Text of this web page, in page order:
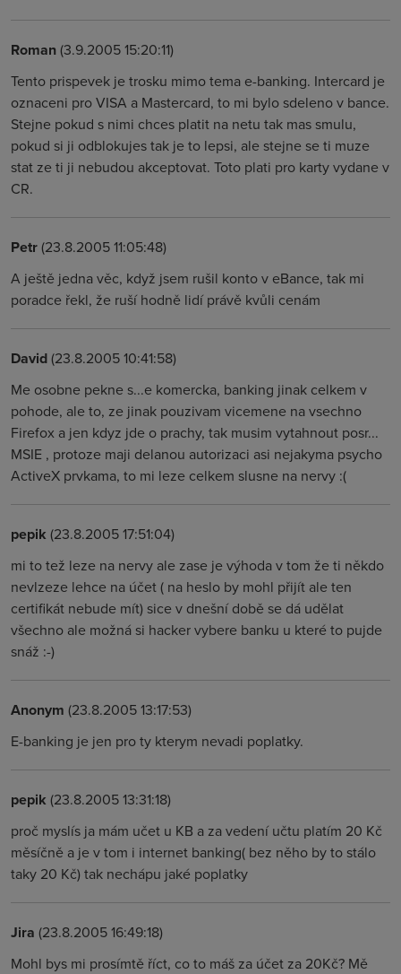
Roman(3.9.2005 15:20:11)
Tento prispevek je trosku mimo tema e-banking. Intercard je
oznaceni pro VISA a Mastercard, to mi bylo sdeleno v bance.
Stejne pokud s nimi chces platit na netu tak mas smulu,
pokud si ji odblokujes tak je to lepsi, ale stejne se ti muze
stat ze ti ji nebudou akceptovat. Toto plati pro karty vydane v
CR.
Petr(23.8.2005 11:05:48)
A ještě jedna věc, když jsem rušil konto v eBance, tak mi
poradce řekl, že ruší hodně lidí právě kvůli cenám
David(23.8.2005 10:41:58)
Me osobne pekne s...e komercka, banking jinak celkem v
pohode, ale to, ze jinak pouzivam vicemene na vsechno
Firefox a jen kdyz jde o prachy, tak musim vytahnout posr...
MSIE , protoze maji delanou autorizaci asi nejakyma psycho
ActiveX prvkama, to mi leze celkem slusne na nervy :(
pepik (23.8.2005 17:51:04)
mi to tež leze na nervy ale zase je výhoda v tom že ti někdo
nevlzeze lehce na účet ( na heslo by mohl přijít ale ten
certifikát nebude mít) sice v dnešní době se dá udělat
všechno ale možná si hacker vybere banku u které to pujde
snáž :-)
Anonym (23.8.2005 13:17:53)
E-banking je jen pro ty kterym nevadi poplatky.
pepik (23.8.2005 13:31:18)
proč myslís ja mám učet u KB a za vedení učtu platím 20 Kč
měsíčně a je v tom i internet banking( bez něho by to stálo
taky 20 Kč) tak nechápu jaké poplatky
Jira (23.8.2005 16:49:18)
Mohl bys mi prosímtě říct, co to máš za účet za 20Kč? Mě